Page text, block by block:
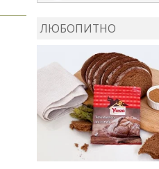
Фокача със синьо
сирене, лук и орехи
ЛЮБОПИТНО